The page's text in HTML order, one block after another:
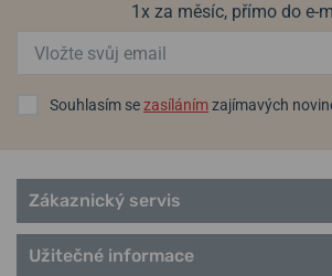
1x za měsíc, přímo do e-
Souhlasím sezasílánímzajímavých
Zákaznický servis
Užitečné informace